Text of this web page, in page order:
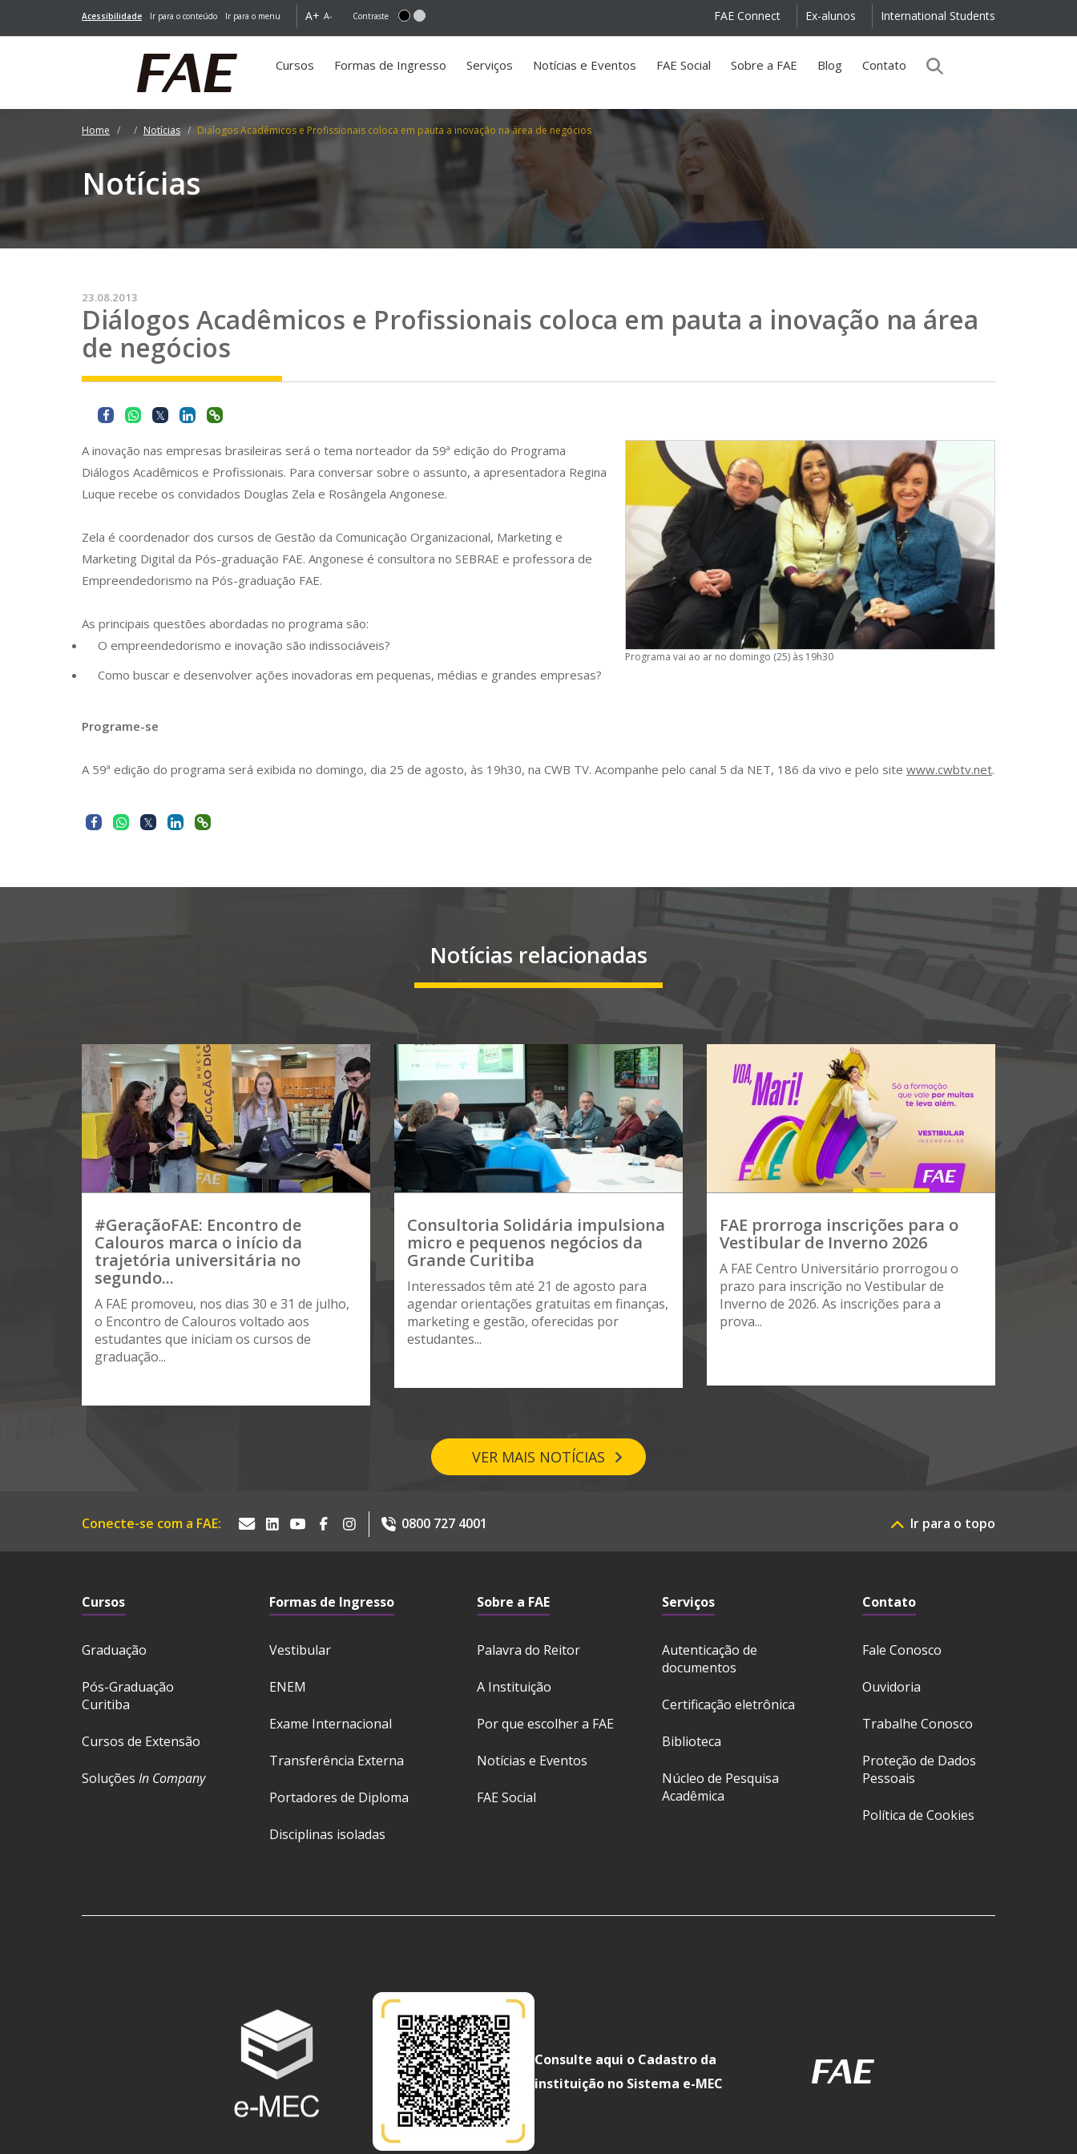
Acessibilidade Ir para o conteúdo Ir para o menu A+ A- Contraste International Students
Ex-alunos
FAE Connect
Cursos Formas de Ingresso Serviços Notícias e Eventos FAE Social Sobre a FAE Blog Contato
Home Notícias Diálogos Acadêmicos e Profissionais coloca em pauta a inovação na área de negócios
Notícias
23.08.2013
Diálogos Acadêmicos e Profissionais coloca em pauta a inovação na área
de negócios
Programa vai ao ar no domingo (25) às 19h30
A inovação nas empresas brasileiras será o tema norteador da 59ª edição do Programa
Diálogos Acadêmicos e Profissionais. Para conversar sobre o assunto, a apresentadora Regina
Luque recebe os convidados Douglas Zela e Rosângela Angonese.
Zela é coordenador dos cursos de Gestão da Comunicação Organizacional, Marketing e
Marketing Digital da Pós-graduação FAE. Angonese é consultora no SEBRAE e professora de
Empreendedorismo na Pós-graduação FAE.
As principais questões abordadas no programa são:
O empreendedorismo e inovação são indissociáveis?
Como buscar e desenvolver ações inovadoras em pequenas, médias e grandes empresas?
Programe-se
A 59ª edição do programa será exibida no domingo, dia 25 de agosto, às 19h30, na CWB TV. Acompanhe pelo canal 5 da NET, 186 da vivo e pelo site www.cwbtv.net.
Notícias relacionadas
#GeraçãoFAE: Encontro de
Calouros marca o início da
trajetória universitária no
segundo...
A FAE promoveu, nos dias 30 e 31 de julho,
o Encontro de Calouros voltado aos
estudantes que iniciam os cursos de
graduação...
Consultoria Solidária impulsiona
micro e pequenos negócios da
Grande Curitiba
Interessados têm até 21 de agosto para
agendar orientações gratuitas em finanças,
marketing e gestão, oferecidas por
estudantes...
FAE prorroga inscrições para o
Vestibular de Inverno 2026
A FAE Centro Universitário prorrogou o
prazo para inscrição no Vestibular de
Inverno de 2026. As inscrições para a
prova...
VER MAIS NOTÍCIAS
Conecte-se com a FAE: 0800 727 4001 Ir para o topo
Cursos
Graduação
Pós-Graduação
Curitiba
Cursos de Extensão
Soluções In Company
Formas de Ingresso
Vestibular
ENEM
Exame Internacional
Transferência Externa
Portadores de Diploma
Disciplinas isoladas
Sobre a FAE
Palavra do Reitor
A Instituição
Por que escolher a FAE
Notícias e Eventos
FAE Social
Serviços
Autenticação de
documentos
Certificação eletrônica
Biblioteca
Núcleo de Pesquisa
Acadêmica
Contato
Fale Conosco
Ouvidoria
Trabalhe Conosco
Proteção de Dados
Pessoais
Política de Cookies
Consulte aqui o Cadastro da
instituição no Sistema e-MEC